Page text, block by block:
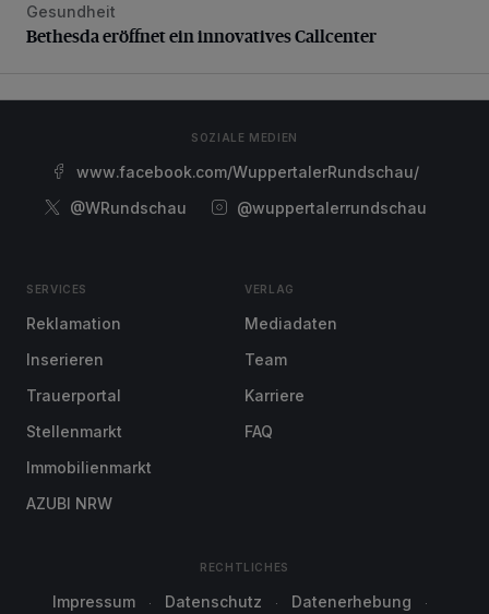
Bethesda eröffnet ein innovatives Callcenter
Gesundheit
Bethesda eröffnet ein innovatives Callcenter
SOZIALE MEDIEN
www.facebook.com/WuppertalerRundschau/
@WRundschau
@wuppertalerrundschau
SERVICES
Reklamation
Inserieren
Trauerportal
Stellenmarkt
Immobilienmarkt
AZUBI NRW
VERLAG
Mediadaten
Team
Karriere
FAQ
RECHTLICHES
Impressum Datenschutz Datenerhebung